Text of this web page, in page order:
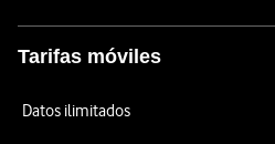
Tarifas móviles
Datos ilimitados